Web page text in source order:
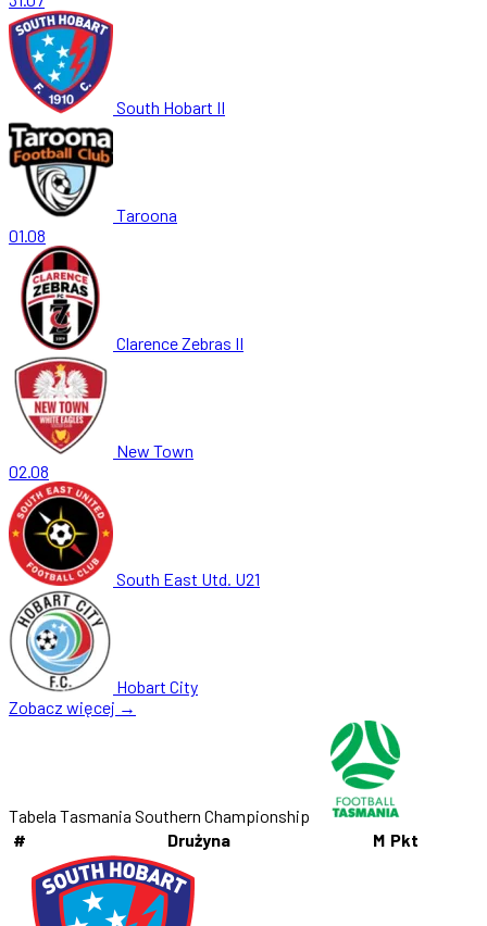
South Hobart II
Taroona
01.08
Clarence Zebras II
New Town
02.08
South East Utd. U21
Hobart City
Zobacz więcej →
Tabela Tasmania Southern Championship
#
Drużyna M Pkt